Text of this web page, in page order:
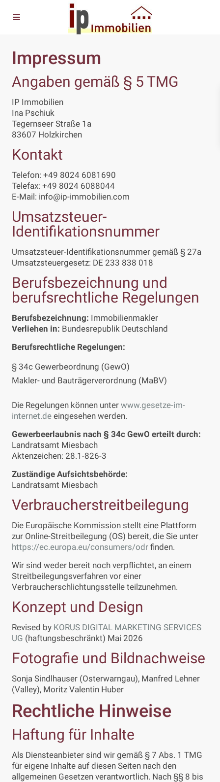
Impressum
Angaben gemäß § 5 TMG
IP Immobilien
Ina Pschiuk
Tegernseer Straße 1a
83607 Holzkirchen
Kontakt
Telefon: +49 8024 6081690
Telefax: +49 8024 6088044
E-Mail: info@ip-immobilien.com
Umsatzsteuer-
Identifikationsnummer
Umsatzsteuer-Identifikationsnummer gemäß § 27a
Umsatzsteuergesetz: DE 233 838 018
Berufsbezeichnung und
berufsrechtliche Regelungen
Berufsbezeichnung: Immobilienmakler
Verliehen in: Bundesrepublik Deutschland
Berufsrechtliche Regelungen:
§ 34c Gewerbeordnung (GewO)
Makler- und Bauträgerverordnung (MaBV)
Die Regelungen können unter www.gesetze-im-
internet.de eingesehen werden.
Gewerbeerlaubnis nach § 34c GewO erteilt durch:
Landratsamt Miesbach
Aktenzeichen: 28.1-826-3
Zuständige Aufsichtsbehörde:
Landratsamt Miesbach
Verbraucherstreitbeilegung
Die Europäische Kommission stellt eine Plattform
zur Online-Streitbeilegung (OS) bereit, die Sie unter
https://ec.europa.eu/consumers/odr finden.
Wir sind weder bereit noch verpflichtet, an einem
Streitbeilegungsverfahren vor einer
Verbraucherschlichtungsstelle teilzunehmen.
Konzept und Design
Revised by KORUS DIGITAL MARKETING SERVICES
UG (haftungsbeschränkt) Mai 2026
Fotografie und Bildnachweise
Sonja Sindlhauser (Osterwarngau), Manfred Lehner
(Valley), Moritz Valentin Huber
Rechtliche Hinweise
Haftung für Inhalte
Als Diensteanbieter sind wir gemäß § 7 Abs. 1 TMG
für eigene Inhalte auf diesen Seiten nach den
allgemeinen Gesetzen verantwortlich. Nach §§ 8 bis